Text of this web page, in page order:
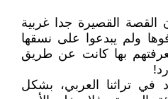
القصيرة جدا غربية
ولم يبدعوا على نسقها
بها كانت عن طريق
تراثنا العربي، بشكل